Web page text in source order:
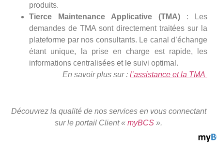
produits.
Tierce Maintenance Applicative (TMA) : Les
demandes de TMA sont directement traitées sur la
plateforme par nos consultants. Le canal d’échange
étant unique, la prise en charge est rapide, les
informations centralisées et le suivi optimal.
En savoir plus sur : l’assistance et la TMA
Découvrez la qualité de nos services en vous connectant
sur le portail Client « myBCS ».